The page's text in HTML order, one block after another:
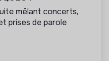
mêlant concerts,
prises de parole